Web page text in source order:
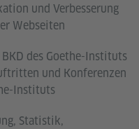
und Verbesserung
Webseiten
des Goethe-Instituts
und Konferenzen
Instituts
Statistik,